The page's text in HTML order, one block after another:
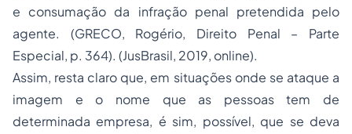
e consumação da infração penal pretendida pelo
agente. (GRECO, Rogério, Direito Penal – Parte
Especial, p. 364). (JusBrasil, 2019, online).
Assim, resta claro que, em situações onde se ataque a
imagem e o nome que as pessoas tem de
determinada empresa, é sim, possível, que se deva